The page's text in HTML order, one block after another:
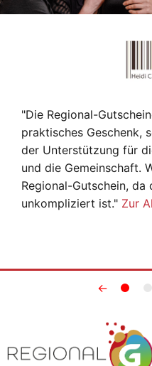
"Die Regional-
praktisches Geschenk,
der Unterstützung für
und die Gemeinschaft.
Regional-Gutschein,
unkompliziert ist." Zur
←